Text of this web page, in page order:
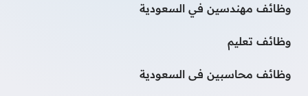
وظائف مهندسين في السعودية
وظائف تعليم
وظائف محاسبين فى السعودية